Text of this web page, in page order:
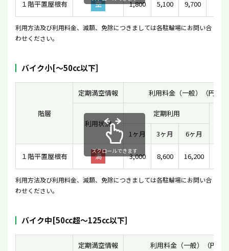
１階平置屋根有 空 1,800 5,100 9,700
利用方法及び利用料金、減額、免除につきましては各駐輪場にお問い合
わせください。
バイク小[〜50cc以下]
階層
定期満空情報 利用料金（一般）（円）
利用状況
定期利用
1ヶ月
3ヶ月 6ヶ月
１階平置屋根有 満 3,000 8,600 16,200
スクロールできます
利用方法及び利用料金、減額、免除につきましては各駐輪場にお問い合
わせください。
バイク中[50cc超〜125cc以下]
定期満空情報 利用料金（一般）（円）